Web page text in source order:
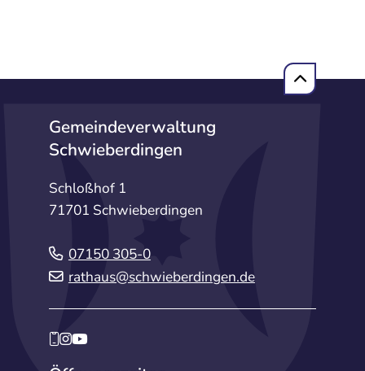
Gemeindeverwaltung
Schwieberdingen
Schloßhof 1
71701 Schwieberdingen
07150 305-0
rathaus@schwieberdingen.de